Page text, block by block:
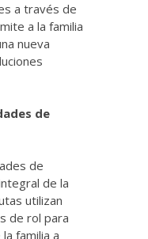
a través de
a la familia
nueva
de
de
de la
utilizan
de rol para
familia a